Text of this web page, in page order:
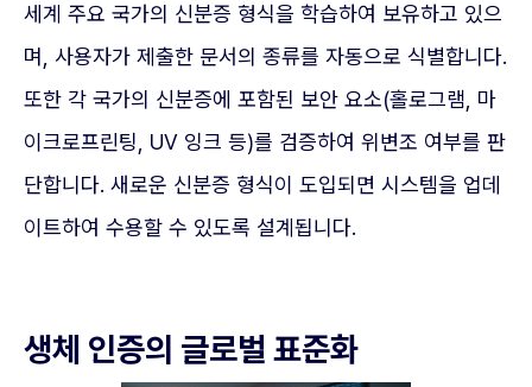
세계 주요 국가의 신분증 형식을 학습하여 보유하고 있으
며, 사용자가 제출한 문서의 종류를 자동으로 식별합니다.
또한 각 국가의 신분증에 포함된 보안 요소(홀로그램, 마
이크로프린팅, UV 잉크 등)를 검증하여 위변조 여부를 판
단합니다. 새로운 신분증 형식이 도입되면 시스템을 업데
이트하여 수용할 수 있도록 설계됩니다.
생체 인증의 글로벌 표준화